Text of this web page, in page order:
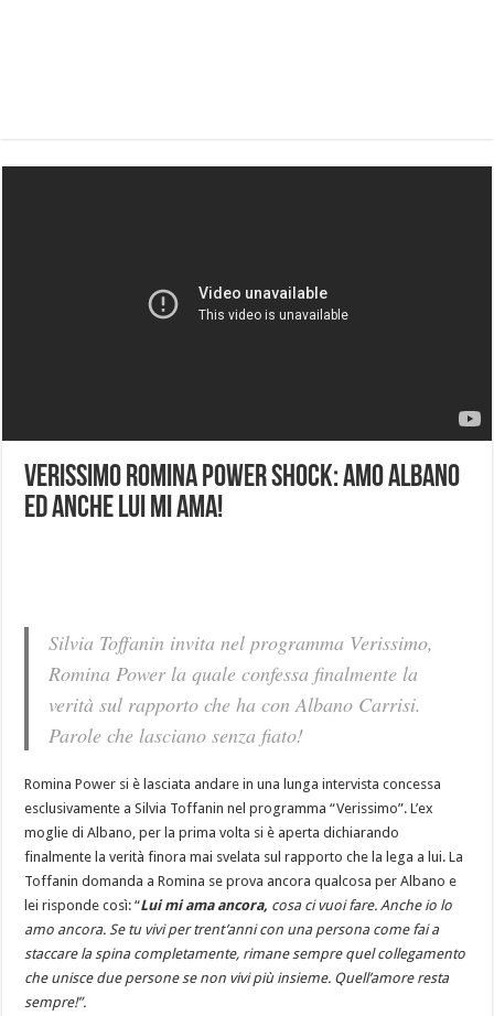
Verissimo Romina Power shock: amo Albano
ed anche lui mi ama!
Silvia Toffanin invita nel programma Verissimo,
Romina Power la quale confessa finalmente la
verità sul rapporto che ha con Albano Carrisi.
Parole che lasciano senza fiato!
Romina Power si è lasciata andare in una lunga intervista concessa
esclusivamente a Silvia Toffanin nel programma “Verissimo”. L’ex
moglie di Albano, per la prima volta si è aperta dichiarando
finalmente la verità finora mai svelata sul rapporto che la lega a lui. La
Toffanin domanda a Romina se prova ancora qualcosa per Albano e
lei risponde così: “Lui mi ama ancora, cosa ci vuoi fare. Anche io lo
amo ancora. Se tu vivi per trent’anni con una persona come fai a
staccare la spina completamente, rimane sempre quel collegamento
che unisce due persone se non vivi più insieme. Quell’amore resta
sempre!”.